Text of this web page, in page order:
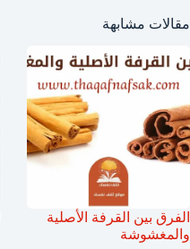
مقالات مشابهة
الفرق بين القرفة الأصلية
والمغشوشة